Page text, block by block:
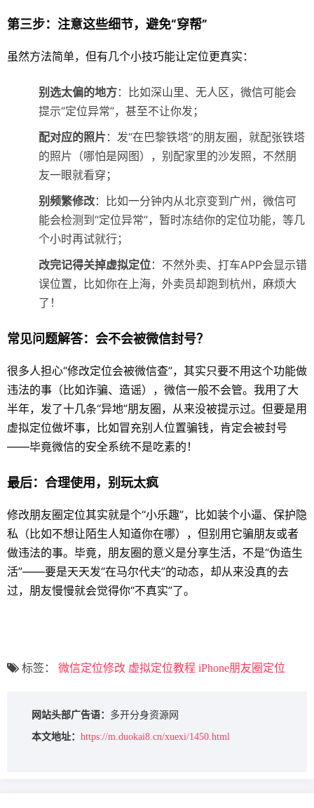
第三步：注意这些细节，避免“穿帮”
虽然方法简单，但有几个小技巧能让定位更真实：
别选太偏的地方：比如深山里、无人区，微信可能会
提示“定位异常”，甚至不让你发；
配对应的照片 ：发“在巴黎铁塔”的朋友圈，就配张铁塔
的照片（哪怕是网图），别配家里的沙发照，不然朋
友一眼就看穿；
别频繁修改：比如一分钟内从北京变到广州，微信可
能会检测到“定位异常”，暂时冻结你的定位功能，等几
个小时再试就行；
改完记得关掉虚拟定位：不然外卖、打车APP会显示错
误位置，比如你在上海，外卖员却跑到杭州，麻烦大
了！
常见问题解答：会不会被微信封号？
很多人担心“修改定位会被微信查”，其实只要不用这个功能做
违法的事（比如诈骗、造谣），微信一般不会管。我用了大
半年，发了十几条“异地”朋友圈，从来没被提示过。但要是用
虚拟定位做坏事，比如冒充别人位置骗钱，肯定会被封号
——毕竟微信的安全系统不是吃素的！
最后：合理使用，别玩太疯
修改朋友圈定位其实就是个“小乐趣”，比如装个小逼、保护隐
私（比如不想让陌生人知道你在哪），但别用它骗朋友或者
做违法的事。毕竟，朋友圈的意义是分享生活，不是“伪造生
活”——要是天天发“在马尔代夫”的动态，却从来没真的去
过，朋友慢慢就会觉得你“不真实”了。
标签： 微信定位修改 虚拟定位教程 iPhone朋友圈定位
网站头部广告语： 多开分身资源网
本文地址： https://m.duokai8.cn/xuexi/1450.html